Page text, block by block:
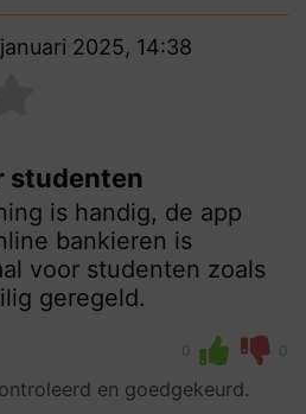
2025, 14:38
studenten
is handig, de app
bankieren is
voor studenten zoals
geregeld.
0 0
en goedgekeurd.